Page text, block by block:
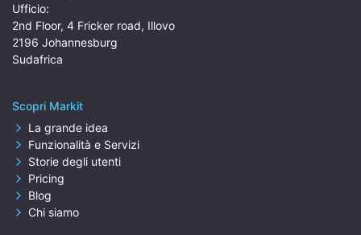
Ufficio:
2nd Floor, 4 Fricker road, Illovo
2196 Johannesburg
Sudafrica
Scopri Markit
La grande idea
Funzionalità e Servizi
Storie degli utenti
Pricing
Blog
Chi siamo